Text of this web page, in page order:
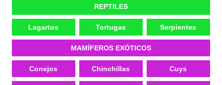
REPTILES
Lagartos Tortugas Serpientes
MAMÍFEROS EXÓTICOS
Conejos Chinchillas Cuys